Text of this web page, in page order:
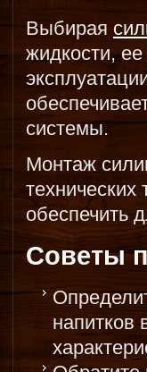
Выбирая
жидкости,
системы.
Монтаж
обеспечить
Советы
напитков